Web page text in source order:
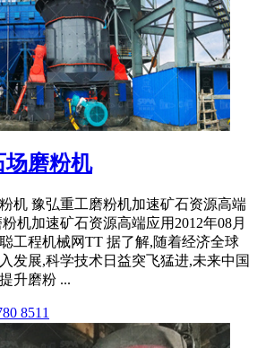
场磨粉机
机 豫弘重工磨粉机加速矿石资源高端
机加速矿石资源高端应用2012年08月
工程机械网TT 据了解,随着经济全球
发展,科学技术日益突飞猛进,未来中国
升磨粉 ...
8511